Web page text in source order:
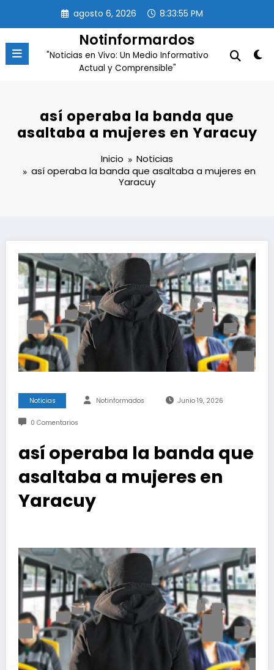
contenido
agosto 6, 2026 8:33:55 PM
Notinformardos
"Noticias en Vivo: Un Medio Informativo
Actual y Comprensible"
así operaba la banda que
asaltaba a mujeres en Yaracuy
Inicio
Noticias
así operaba la banda que asaltaba a mujeres en
Yaracuy
Noticias Notinformados Junio 19, 2026
0 Comentarios
así operaba la banda que
asaltaba a mujeres en
Yaracuy